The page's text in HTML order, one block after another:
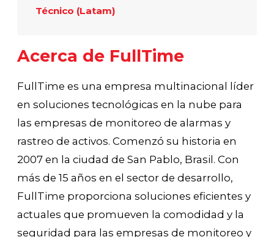
Técnico (Latam)
Acerca de FullTime
FullTime es una empresa multinacional líder
en soluciones tecnológicas en la nube para
las empresas de monitoreo de alarmas y
rastreo de activos. Comenzó su historia en
2007 en la ciudad de San Pablo, Brasil. Con
más de 15 años en el sector de desarrollo,
FullTime proporciona soluciones eficientes y
actuales que promueven la comodidad y la
seguridad para las empresas de monitoreo y